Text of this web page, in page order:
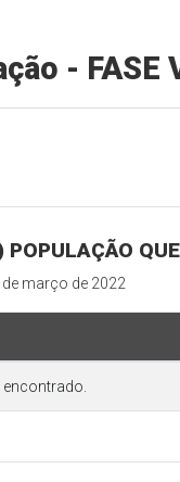
- FASE
POPULAÇÃO
de março de 2022